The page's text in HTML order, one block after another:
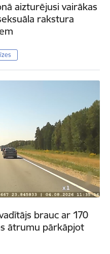
aizturējusi vairākas
rakstura
brauc ar 170
ātrumu pārkāpjot